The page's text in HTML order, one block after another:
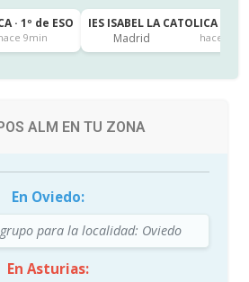
· 1º de ESO
9min
IES ISABEL LA CATOLICA · 1º
Madrid
hace
ALM EN TU ZONA
En Oviedo:
para la localidad: Oviedo
En Asturias: